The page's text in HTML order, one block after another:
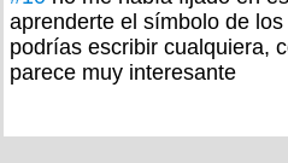
aprenderte el símbolo de
podrías escribir cualquiera,
parece muy interesante